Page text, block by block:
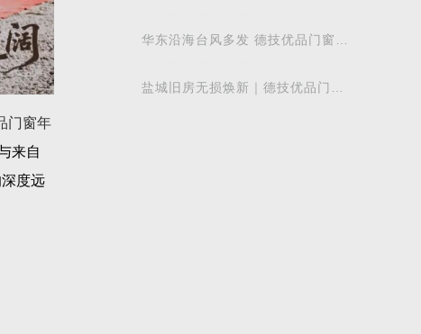
门窗年
来自
度远
华东沿海台风多发 德技优品门窗打
盐城旧房无损焕新｜德技优品门窗